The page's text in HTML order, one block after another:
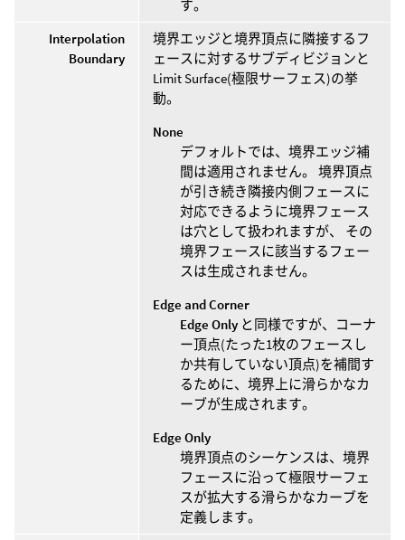
す。
Interpolation
Boundary
境界エッジと境界頂点に隣接するフ
ェースに対するサブディビジョンと
Limit Surface(極限サーフェス)の挙
動。
None
デフォルトでは、境界エッジ補
間は適用されません。 境界頂点
が引き続き隣接内側フェースに
対応できるように境界フェース
は穴として扱われますが、 その
境界フェースに該当するフェー
スは生成されません。
Edge and Corner
Edge Only と同様ですが、コーナ
ー頂点(たった1枚のフェースし
か共有していない頂点)を補間す
るために、境界上に滑らかなカ
ーブが生成されます。
Edge Only
境界頂点のシーケンスは、境界
フェースに沿って極限サーフェ
スが拡大する滑らかなカーブを
定義します。